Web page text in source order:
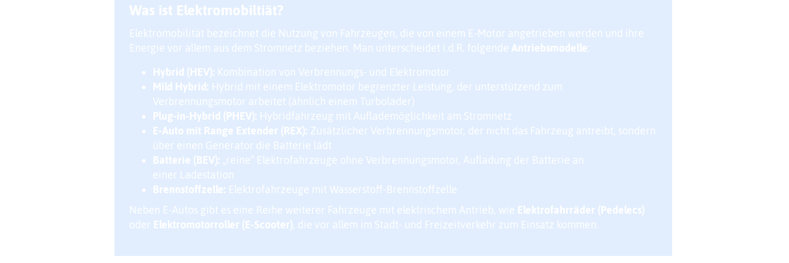
Was ist Elektromobiltiät?
Elektromobilität bezeichnet die Nutzung von Fahrzeugen, die von einem E-Motor angetrieben werden und ihre
Energie vor allem aus dem Stromnetz beziehen. Man unterscheidet i.d.R. folgende Antriebsmodelle:
Hybrid (HEV): Kombination von Verbrennungs- und Elektromotor
Mild Hybrid: Hybrid mit einem Elektromotor begrenzter Leistung, der unterstützend zum
Verbrennungsmotor arbeitet (ähnlich einem Turbolader)
Plug-in-Hybrid (PHEV): Hybridfahrzeug mit Auflademöglichkeit am Stromnetz
E-Auto mit Range Extender (REX): Zusätzlicher Verbrennungsmotor, der nicht das Fahrzeug antreibt, sondern
über einen Generator die Batterie lädt
Batterie (BEV): „reine“ Elektrofahrzeuge ohne Verbrennungsmotor, Aufladung der Batterie an
einer Ladestation
Brennstoffzelle: Elektrofahrzeuge mit Wasserstoff-Brennstoffzelle
Neben E-Autos gibt es eine Reihe weiterer Fahrzeuge mit elektrischem Antrieb, wie Elektrofahrräder (Pedelecs)
oder Elektromotorroller (E-Scooter), die vor allem im Stadt- und Freizeitverkehr zum Einsatz kommen.